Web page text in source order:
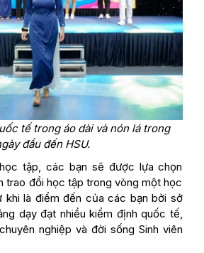
tế trong áo dài và nón lá trong
đầu đến HSU.
tập, các bạn sẽ được lựa chọn
trao đổi học tập trong vòng một học
khi là điểm đến của các bạn bởi sở
dạy đạt nhiều kiểm định quốc tế,
nghiệp và đời sống Sinh viên